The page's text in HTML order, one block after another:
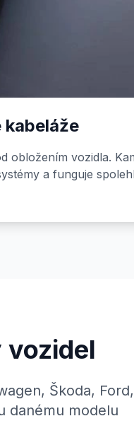
obložením vozidla.
a funguje
vozidel
Škoda,
danému modelu